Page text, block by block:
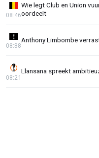
Wie legt Club en Union
oordeelt
08:46
Anthony Limbombe
08:38
Llansana spreekt
08:21